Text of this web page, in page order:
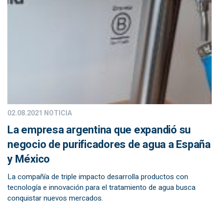
02.08.2021 NOTICIA
La empresa argentina que expandió su
negocio de purificadores de agua a España
y México
La compañía de triple impacto desarrolla productos con
tecnología e innovación para el tratamiento de agua busca
conquistar nuevos mercados.